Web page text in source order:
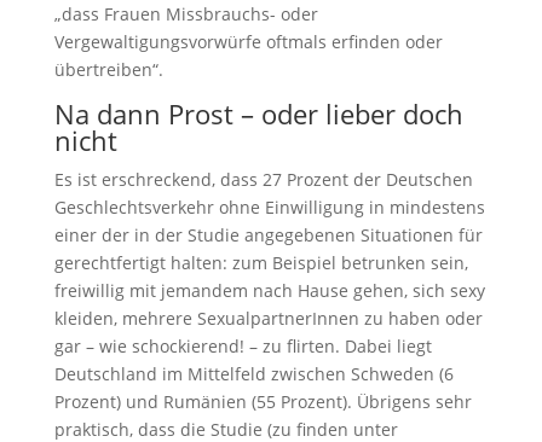
„dass Frauen Missbrauchs- oder
Vergewaltigungsvorwürfe oftmals erfinden oder
übertreiben“.
Na dann Prost – oder lieber doch
nicht
Es ist erschreckend, dass 27 Prozent der Deutschen
Geschlechtsverkehr ohne Einwilligung in mindestens
einer der in der Studie angegebenen Situationen für
gerechtfertigt halten: zum Beispiel betrunken sein,
freiwillig mit jemandem nach Hause gehen, sich sexy
kleiden, mehrere SexualpartnerInnen zu haben oder
gar – wie schockierend! – zu flirten. Dabei liegt
Deutschland im Mittelfeld zwischen Schweden (6
Prozent) und Rumänien (55 Prozent). Übrigens sehr
praktisch, dass die Studie (zu finden unter